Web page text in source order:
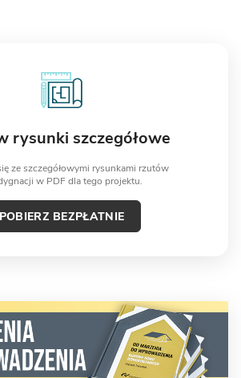
rysunki szczegółowe
ze szczegółowymi rysunkami rzutów
w PDF dla tego projektu.
POBIERZ BEZPŁATNIE